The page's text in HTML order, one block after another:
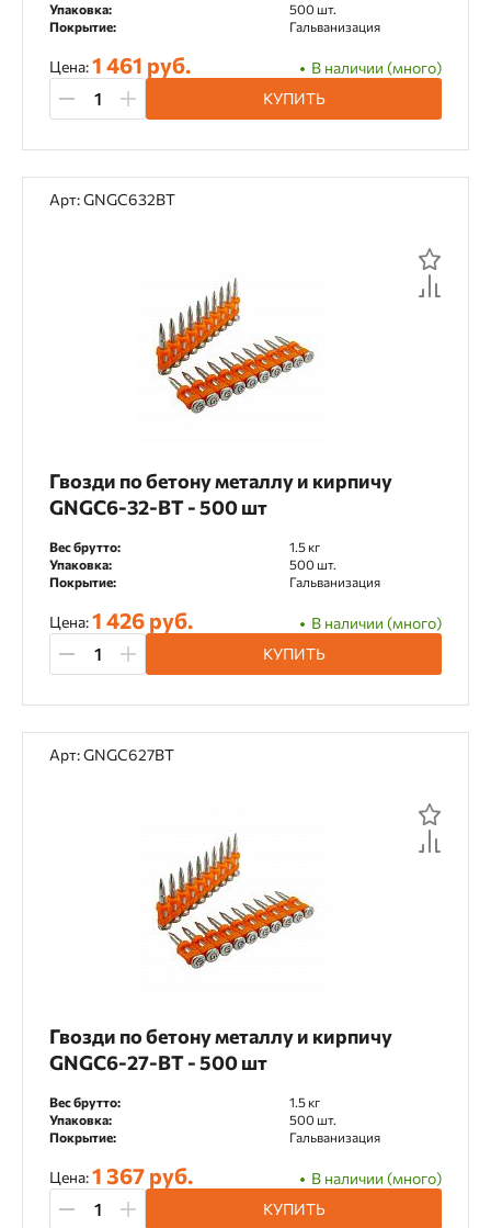
Упаковка:
500 шт.
Покрытие:
Гальванизация
Цена:1 461 руб.
В наличии (много)
КУПИТЬ
Арт: GNGC632BT
Гвозди по бетону металлу и кирпичу
GNGC6-32-BT - 500 шт
Вес брутто:
1.5 кг
Упаковка:
500 шт.
Покрытие:
Гальванизация
Цена:1 426 руб.
В наличии (много)
КУПИТЬ
Арт: GNGC627BT
Гвозди по бетону металлу и кирпичу
GNGC6-27-BT - 500 шт
Вес брутто:
1.5 кг
Упаковка:
500 шт.
Покрытие:
Гальванизация
Цена:1 367 руб.
В наличии (много)
КУПИТЬ